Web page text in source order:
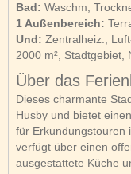
Bad: Waschm,
1 Außenbereich:
Und: Zentralheiz.,
2000 m², Stadtgebiet,
Über das
Dieses charmante
Husby und bietet
für Erkundungstouren
verfügt über einen
ausgestattete Küche